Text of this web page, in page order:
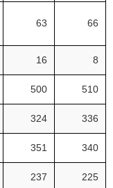
63 66
16 8
500 510
324 336
351 340
237 225